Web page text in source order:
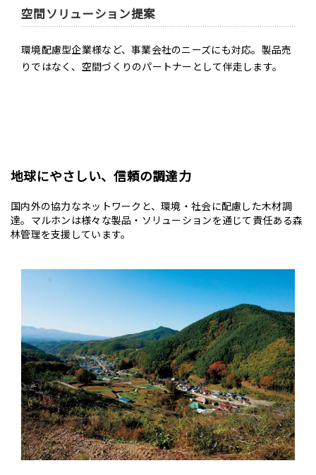
空間ソリューション提案
環境配慮型企業様など、事業会社のニーズにも対応。製品売
りではなく、空間づくりのパートナーとして伴走します。
地球にやさしい、信頼の調達力
国内外の協力なネットワークと、環境・社会に配慮した木材調
達。マルホンは様々な製品・ソリューションを通じて責任ある森
林管理を支援しています。